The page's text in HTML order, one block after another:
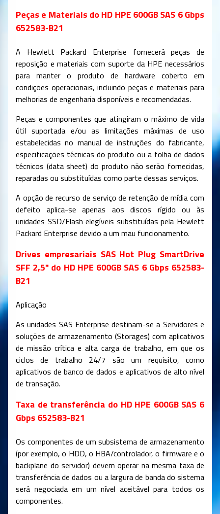
Peças e Materiais do HD HPE 600GB SAS 6 Gbps
652583-B21
A Hewlett Packard Enterprise fornecerá peças de
reposição e materiais com suporte da HPE necessários
para manter o produto de hardware coberto em
condições operacionais, incluindo peças e materiais para
melhorias de engenharia disponíveis e recomendadas.
Peças e componentes que atingiram o máximo de vida
útil suportada e/ou as limitações máximas de uso
estabelecidas no manual de instruções do fabricante,
especificações técnicas do produto ou a folha de dados
técnicos (data sheet) do produto não serão fornecidas,
reparadas ou substituídas como parte dessas serviços.
A opção de recurso de serviço de retenção de mídia com
defeito aplica-se apenas aos discos rígido ou às
unidades SSD/Flash elegíveis substituídas pela Hewlett
Packard Enterprise devido a um mau funcionamento.
Drives empresariais SAS Hot Plug SmartDrive
SFF 2,5" do HD HPE 600GB SAS 6 Gbps 652583-
B21
Aplicação
As unidades SAS Enterprise destinam-se a Servidores e
soluções de armazenamento (Storages) com aplicativos
de missão crítica e alta carga de trabalho, em que os
ciclos de trabalho 24/7 são um requisito, como
aplicativos de banco de dados e aplicativos de alto nível
de transação.
Taxa de transferência do HD HPE 600GB SAS 6
Gbps 652583-B21
Os componentes de um subsistema de armazenamento
(por exemplo, o HDD, o HBA/controlador, o firmware e o
backplane do servidor) devem operar na mesma taxa de
transferência de dados ou a largura de banda do sistema
será negociada em um nível aceitável para todos os
componentes.